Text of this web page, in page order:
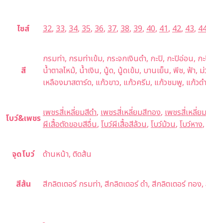
ไซส์ 32, 33, 34, 35, 36, 37, 38, 39, 40, 41, 42, 43,
สี
กรมท่า, กรมท่าเข้ม, กระจกเงินดำ, กะปิ, กะปิอ่อน, ก
น้ำตาลไหม้, น้ำเงิน, นู้ด, นู้ดเข้ม, บานเย็น, พีช, ฟ้า, ม่
เหลืองมาสตาร์ด, แก้วขาว, แก้วครีม, แก้วชมพู, แก้ว
โบว์&เพชร เพชรสี่เหลี่ยมสีดำ, เพชรสี่เหลี่ยมสีทอง, เพชรสี่เหลี่ย
ผีเสื้อตัดขอบสีอื่น, โบว์ผีเสื้อสีล้วน, โบว์ม้วน, โบว์หาง,
จุดโบว์ ด้านหน้า, ติดส้น
สีส้น สีกลิตเตอร์ กรมท่า, สีกลิตเตอร์ ดำ, สีกลิตเตอร์ ทอง